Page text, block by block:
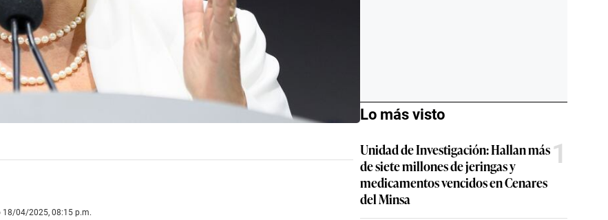
04/2025, 08:15 p.m.
Lo más visto
Unidad de Investigación: Hallan más
de siete millones de jeringas y
medicamentos vencidos en Cenares
del Minsa
1